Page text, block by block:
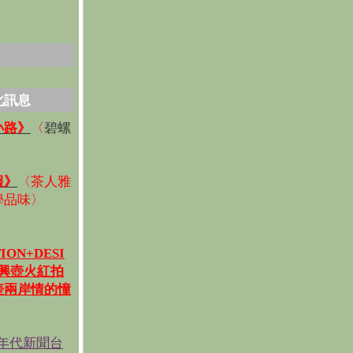
訊息
》 〈碧螺
〈茶人雅
味〉
壺火紅拍
岸情的憧
代新聞台